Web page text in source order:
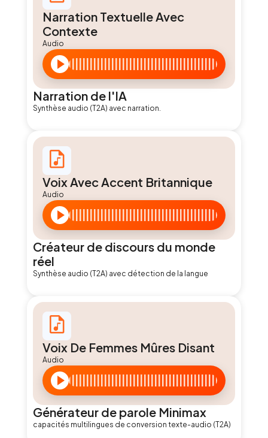
Narration Textuelle Avec
Contexte
Audio
Narration de l'IA
Synthèse audio (T2A) avec narration.
Voix Avec Accent Britannique
Audio
Créateur de discours du monde
réel
Synthèse audio (T2A) avec détection de la langue
Voix De Femmes Mûres Disant
Audio
Générateur de parole Minimax
capacités multilingues de conversion texte-audio (T2A)